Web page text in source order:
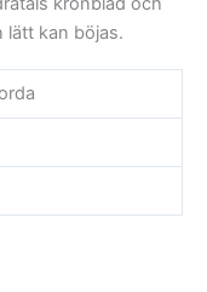
lätt kan böjas.